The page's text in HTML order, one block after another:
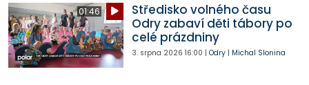
01:46
Středisko volného času
Odry zabaví děti tábory po
celé prázdniny
3. srpna 2026 16:00 | Odry| Michal Slonina